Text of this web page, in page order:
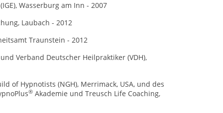
Wasserburg am Inn - 2007
Laubach - 2012
Traunstein - 2012
Verband Deutscher Heilpraktiker (VDH),
of Hypnotists (NGH), Merrimack, USA, und des
® Akademie und Treusch Life Coaching,